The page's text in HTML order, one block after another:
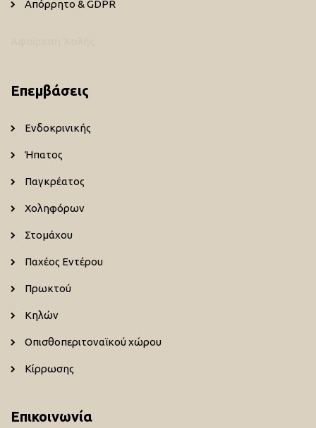
Απόρρητο & GDPR
Επεμβάσεις
Ενδοκρινικής
Ήπατος
Παγκρέατος
Χοληφόρων
Στομάχου
Παχέος Εντέρου
Πρωκτού
Κηλών
Οπισθοπεριτοναϊκού χώρου
Κίρρωσης
Επικοινωνία